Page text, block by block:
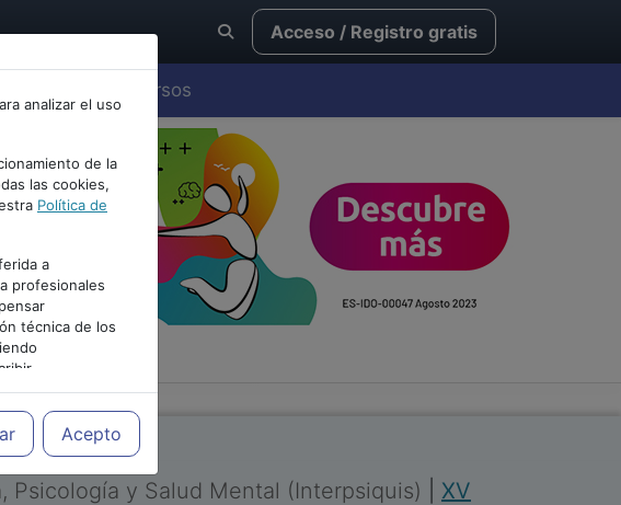
Acceso / Registro gratis
Cursos
analizar el uso
de la
las cookies,
Política de
a
profesionales
técnica de los
más
Acepto
y Salud Mental (Interpsiquis)
XV